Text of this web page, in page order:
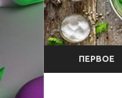
ПЕРВОЕ